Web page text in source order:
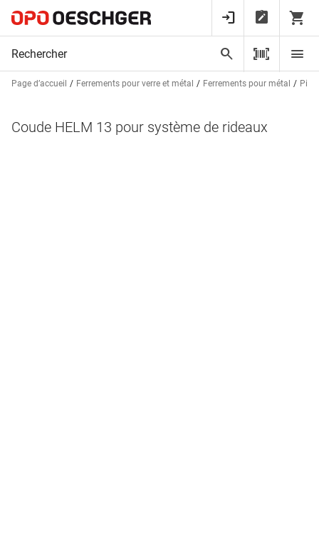
Page d’accueil Ferrements pour verre et métal Ferrements pour métal
Coude HELM 13 pour système de rideaux